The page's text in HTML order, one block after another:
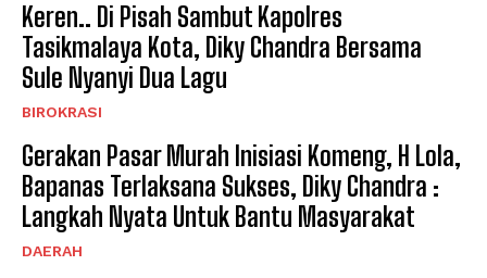
Keren.. Di Pisah Sambut Kapolres
Tasikmalaya Kota, Diky Chandra Bersama
Sule Nyanyi Dua Lagu
BIROKRASI
Gerakan Pasar Murah Inisiasi Komeng, H Lola,
Bapanas Terlaksana Sukses, Diky Chandra :
Langkah Nyata Untuk Bantu Masyarakat
DAERAH